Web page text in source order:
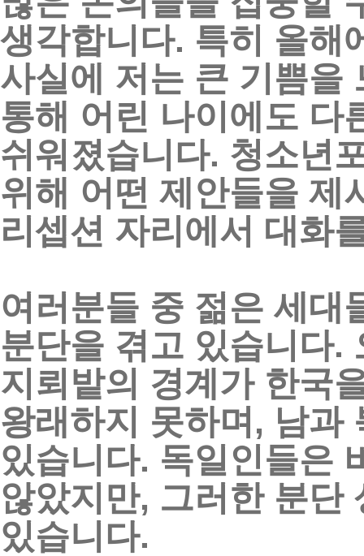
생각합니다. 특히 올해
사실에 저는 큰 기쁨을
통해 어린 나이에도 다
쉬워졌습니다. 청소년
위해 어떤 제안들을 제
리셉션 자리에서 대화
여러분들 중 젊은 세대
분단을 겪고 있습니다.
지뢰밭의 경계가 한국
왕래하지 못하며, 남과
있습니다. 독일인들은
않았지만, 그러한 분단
있습니다.